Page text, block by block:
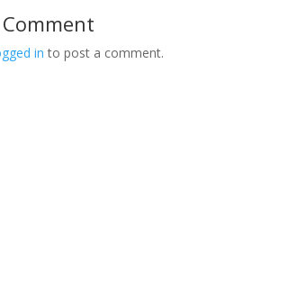
in to post a comment.